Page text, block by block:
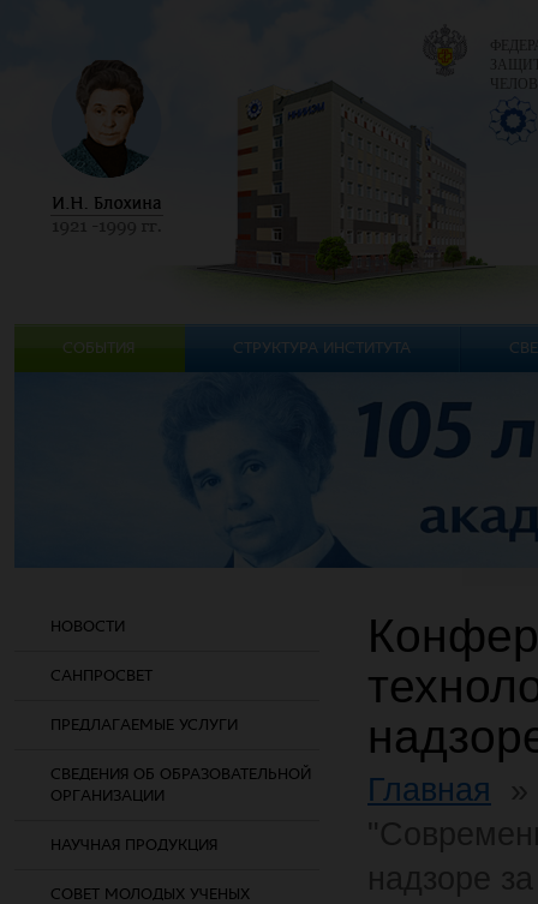
НОВОСТИ
САНПРОСВЕТ
ПРЕДЛАГАЕМЫЕ УСЛУГИ
СВЕДЕНИЯ ОБ ОБРАЗОВАТЕЛЬНОЙ
ОРГАНИЗАЦИИ
НАУЧНАЯ ПРОДУКЦИЯ
СОВЕТ МОЛОДЫХ УЧЕНЫХ
Главная
СОБЫТИЯ СТРУКТУРА ИНСТИТУТА